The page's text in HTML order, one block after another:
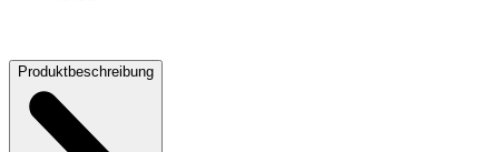
Produktbeschreibung